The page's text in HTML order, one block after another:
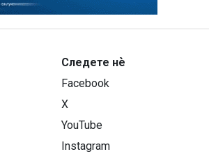
Следете нѐ
Facebook
X
YouTube
Instagram